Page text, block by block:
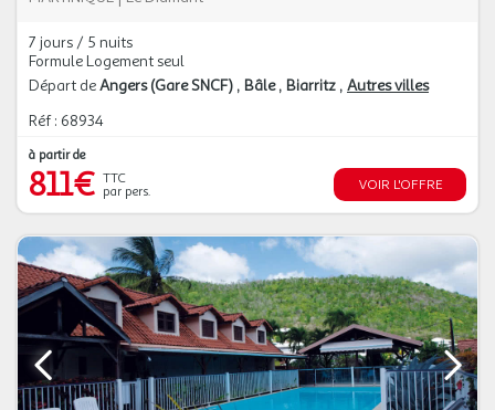
7 jours / 5 nuits
Formule Logement seul
Départ deAngers (Gare SNCF) Bâle Biarritz Autres villes
Réf : 68934
à partir de
811€ TTC
par pers.
VOIR L'OFFRE